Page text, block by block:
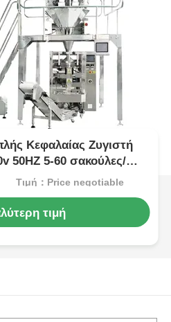
Κεφαλαίας Ζυγιστή
50HZ 5-60 σακούλες/
Τιμή：Price negotiable
τιμή